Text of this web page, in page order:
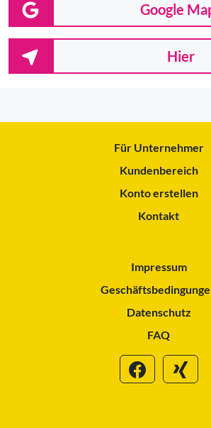
Google
Hier
Für Unternehmer
Kundenbereich
Konto erstellen
Kontakt
Impressum
Datenschutz
FAQ